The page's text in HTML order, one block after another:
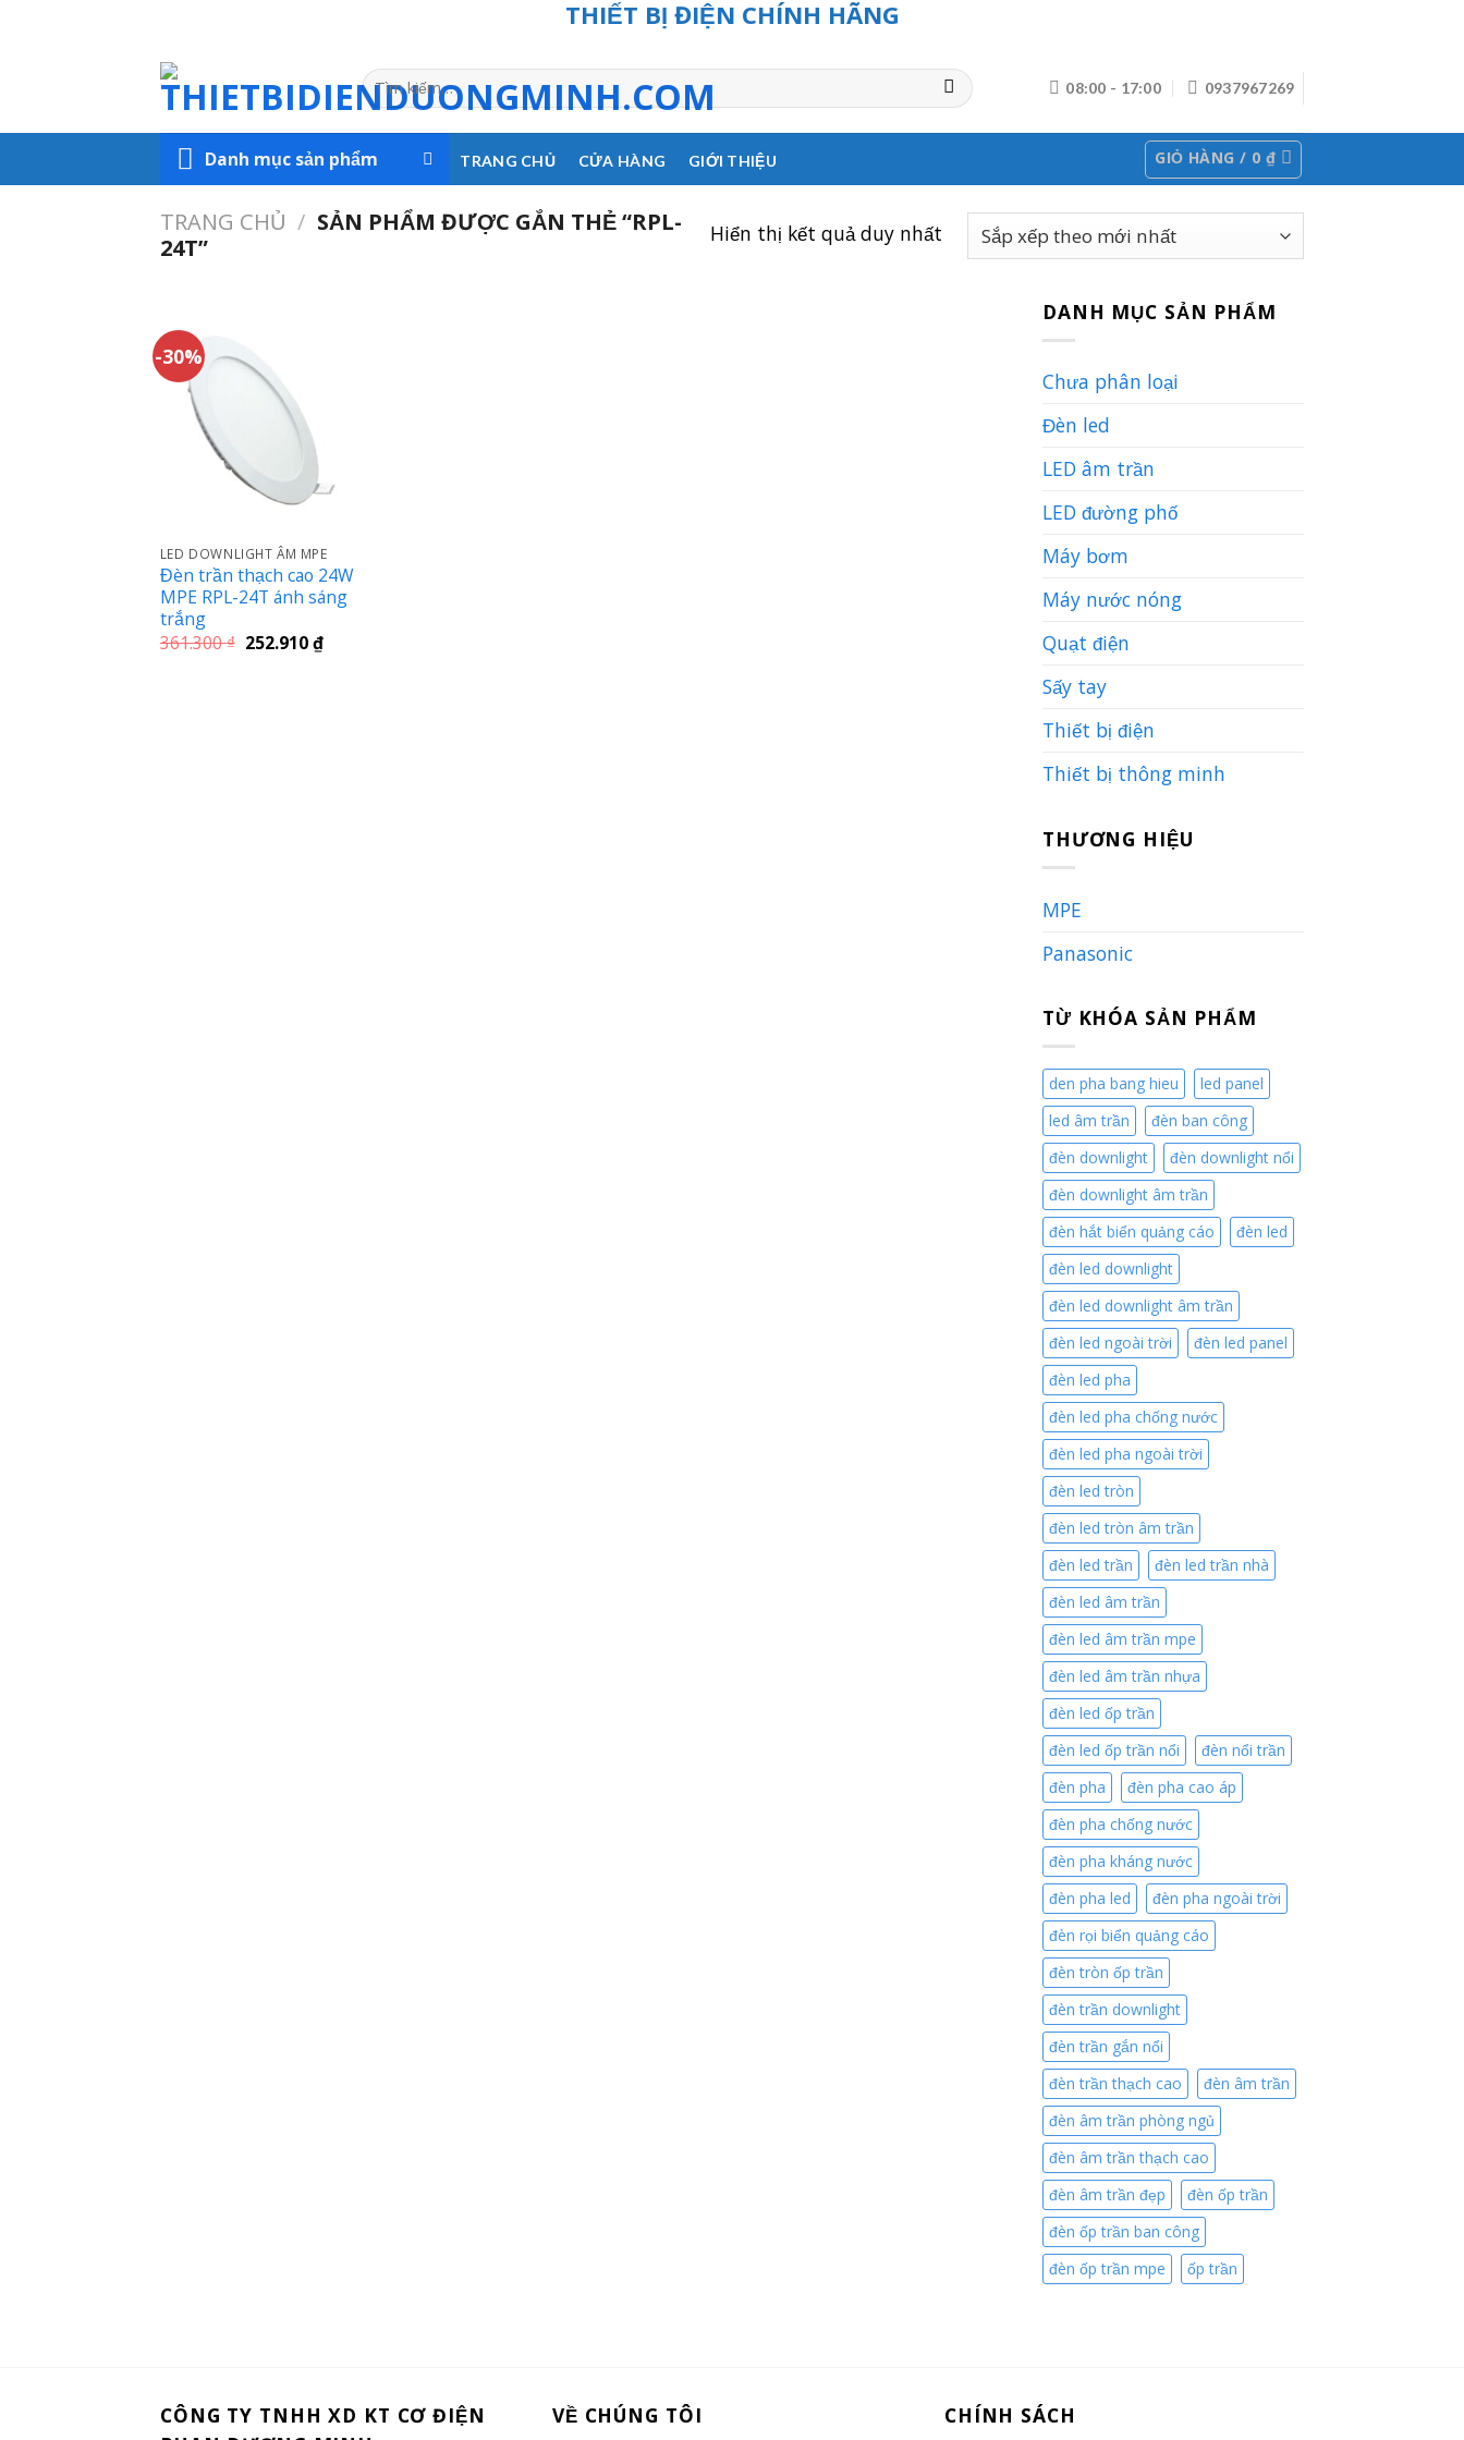
THIẾT BỊ ĐIỆN CHÍNH HÃNG
Tìm
kiếm:
08:00 - 17:00 0937967269
Danh mục sản phẩm TRANG CHỦ CỬA HÀNG GIỚI THIỆU GIỎ HÀNG / 0 ₫
TRANG CHỦ / SẢN PHẨM ĐƯỢC GẮN THẺ “RPL-
24T”
Hiển thị kết quả duy nhất
-30%
LED DOWNLIGHT ÂM MPE
Đèn trần thạch cao 24W
MPE RPL-24T ánh sáng
trắng
361.300₫ Giá
gốc
252.910₫Giá
hiện
DANH MỤC SẢN PHẨM
Chưa phân loại
Đèn led
LED âm trần
LED đường phố
Máy bơm
Máy nước nóng
Quạt điện
Sấy tay
Thiết bị điện
Thiết bị thông minh
THƯƠNG HIỆU
MPE
Panasonic
TỪ KHÓA SẢN PHẨM
den pha bang hieu
led panel
led âm trần
đèn ban công
đèn downlight
đèn downlight nổi
đèn downlight âm trần
đèn hắt biển quảng cáo
đèn led
đèn led downlight
đèn led downlight âm trần
đèn led ngoài trời
đèn led panel
đèn led pha
đèn led pha chống nước
đèn led pha ngoài trời
đèn led tròn
đèn led tròn âm trần
đèn led trần
đèn led trần nhà
đèn led âm trần
đèn led âm trần mpe
đèn led âm trần nhựa
đèn led ốp trần
đèn led ốp trần nổi
đèn nổi trần
đèn pha
đèn pha cao áp
đèn pha chống nước
đèn pha kháng nước
đèn pha led
đèn pha ngoài trời
đèn rọi biển quảng cáo
đèn tròn ốp trần
đèn trần downlight
đèn trần gắn nổi
đèn trần thạch cao
đèn âm trần
đèn âm trần phòng ngủ
đèn âm trần thạch cao
đèn âm trần đẹp
đèn ốp trần
đèn ốp trần ban công
đèn ốp trần mpe
ốp trần
CÔNG TY TNHH XD KT CƠ ĐIỆN
VỀ CHÚNG TÔI CHÍNH SÁCH